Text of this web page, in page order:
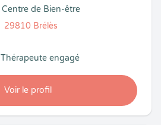
Centre de Bien-être
29810 Brélès
Voir le profil
Thérapeute engagé